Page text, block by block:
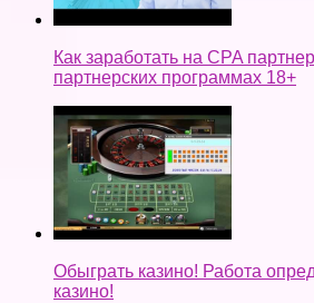
Как заработать на CPA
партнерских программах 18+
Обыграть казино! Работа
казино!